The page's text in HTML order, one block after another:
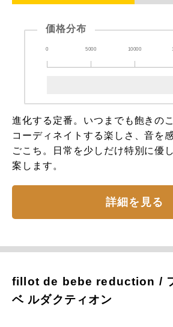
価格分布
0 5000 10000
進化する定番。いつまでも飽きの
コーディネイトする楽しさ、音を
ごこち。日常を少しだけ特別に優
案します。
詳細を見る
fillot de bebe reduction /
ベ ルダクティオン